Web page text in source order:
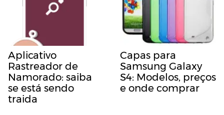
Aplicativo
Rastreador de
Namorado: saiba
se está sendo
traida
Capas para
Samsung Galaxy
S4: Modelos, preços
e onde comprar